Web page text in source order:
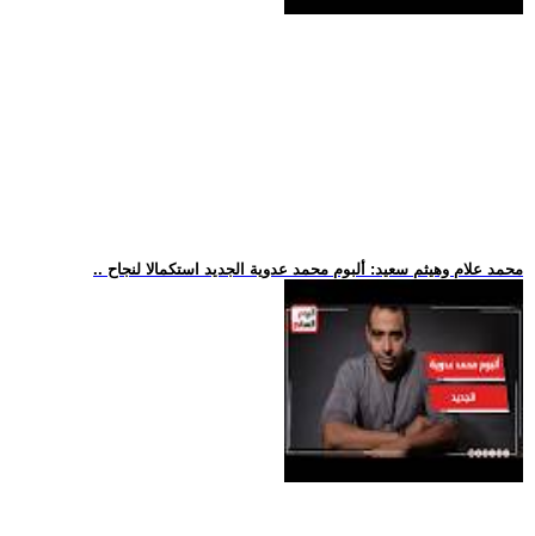
.. محمد علام وهيثم سعيد: ألبوم محمد عدوية الجديد استكمالا لنجاح